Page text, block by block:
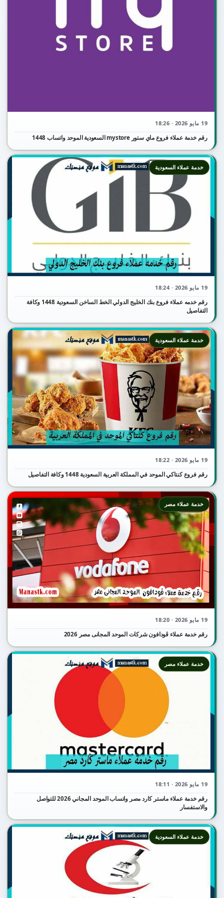
19 مايو 2026 · 18:26
رقم خدمة عملاء فروع ماي ستور mystore السعودية الموحد واتساب 1448
19 مايو 2026 · 18:24
رقم خدمه عملاء فروع بنك الخليج الدولي الخط الساخن السعودية 1448 وكافة
التفاصيل
خدمة عملاء السعودية
19 مايو 2026 · 18:22
رقم فروع كنتاكي الموحد في المملكة العربية السعودية 1448 وكافة التفاصيل
خدمة عملاء السعودية
19 مايو 2026 · 18:20
رقم خدمة عملاء ڤودافون شركات الموحد المجانى مصر 2026
خدمة عملاء مصر
19 مايو 2026 · 18:11
رقم خدمة عملاء ماستر كارد مصر واتساب الموحد المجاني 2026 للتواصل
والاستفسار
خدمة عملاء مصر
خدمة عملاء السعودية